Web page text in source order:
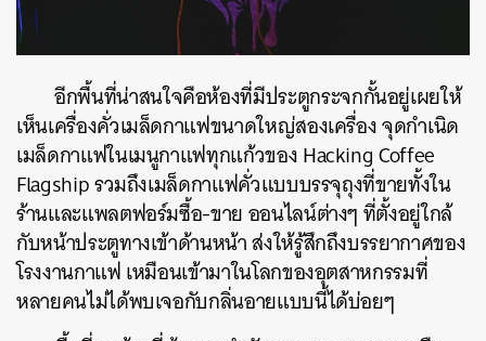
อีกพื้นที่น่าสนใจคือห้องที่มีประตูกระจกกั้นอยู่เผยให้
เห็นเครื่องคั่วเมล็ดกาแฟขนาดใหญ่สองเครื่อง จุดกำเนิด
เมล็ดกาแฟในเมนูกาแฟทุกแก้วของ Hacking Coffee
Flagship รวมถึงเมล็ดกาแฟคั่วแบบบรรจุถุงที่ขายทั้งใน
ร้านและแพลตฟอร์มซื้อ-ขาย ออนไลน์ต่างๆ ที่ตั้งอยู่ใกล้
กับหน้าประตูทางเข้าด้านหน้า ส่งให้รู้สึกถึงบรรยากาศของ
โรงงานกาแฟ เหมือนเข้ามาในโลกของอุตสาหกรรมที่
หลายคนไม่ได้พบเจอกับกลิ่นอายแบบนี้ได้บ่อยๆ